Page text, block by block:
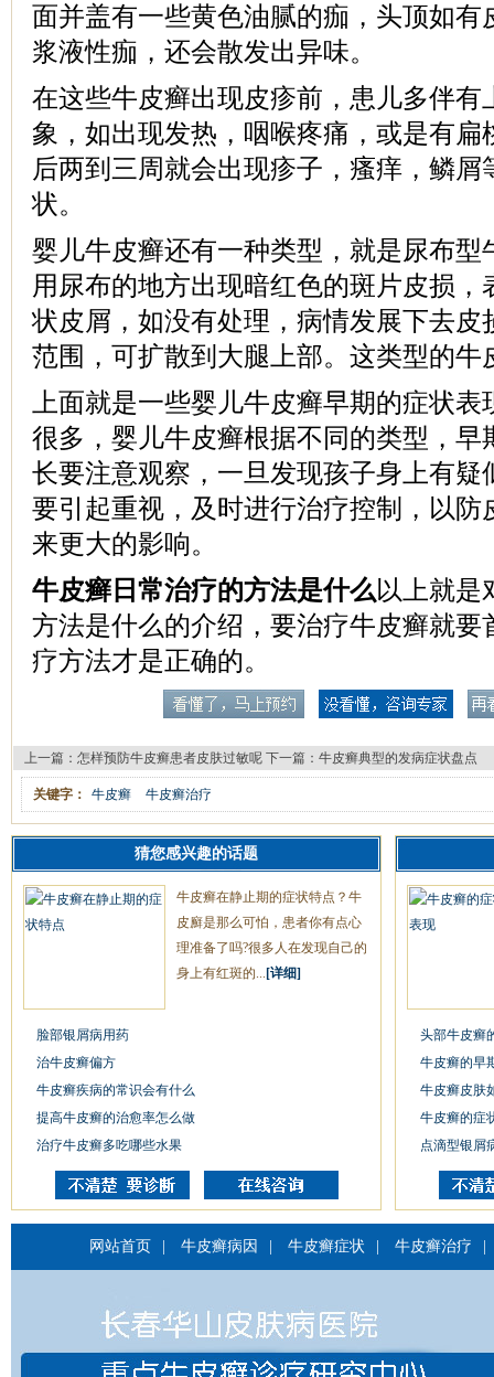
面并盖有一些黄色油腻的痂，头顶如有
浆液性痂，还会散发出异味。
在这些牛皮癣出现皮疹前，患儿多伴有
象，如出现发热，咽喉疼痛，或是有扁
后两到三周就会出现疹子，瘙痒，鳞屑
状。
婴儿牛皮癣还有一种类型，就是尿布型
用尿布的地方出现暗红色的斑片皮损，
状皮屑，如没有处理，病情发展下去皮
范围，可扩散到大腿上部。这类型的牛
上面就是一些婴儿牛皮癣早期的症状
很多，婴儿牛皮癣根据不同的类型，早
长要注意观察，一旦发现孩子身上有疑
要引起重视，及时进行治疗控制，以防
来更大的影响。
牛皮癣日常治疗的方法是什么以上就是
方法是什么的介绍，要治疗牛皮癣就要
疗方法才是正确的。
上一篇： 怎样预防牛皮癣患者皮肤过敏呢 下一篇： 牛皮癣典型的发病症状盘点
关键字： 牛皮癣 牛皮癣治疗
猜您感兴趣的话题
牛皮癣在静止期的症状特点？牛
皮廯是那么可怕，患者你有点心
理准备了吗?很多人在发现自己的
身上有红斑的... [详细]
脸部银屑病用药
治牛皮癣偏方
牛皮癣疾病的常识会有什么
提高牛皮癣的治愈率怎么做
治疗牛皮癣多吃哪些水果
头部牛皮癣
牛皮癣的早
牛皮癣皮肤
牛皮癣的症
点滴型银屑
网站首页 牛皮癣病因 牛皮癣症状 牛皮癣治疗